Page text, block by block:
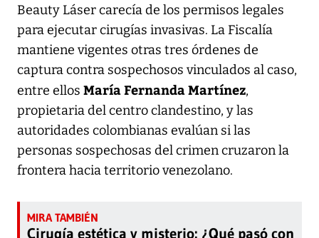
Beauty Láser carecía de los permisos legales
para ejecutar cirugías invasivas. La Fiscalía
mantiene vigentes otras tres órdenes de
captura contra sospechosos vinculados al caso,
entre ellos María Fernanda Martínez,
propietaria del centro clandestino, y las
autoridades colombianas evalúan si las
personas sospechosas del crimen cruzaron la
frontera hacia territorio venezolano.
Cirugía estética y misterio: ¿Qué pasó con